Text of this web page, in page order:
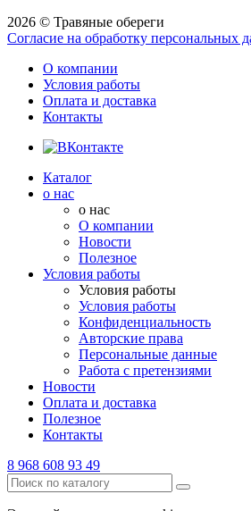
2026 © Травяные обереги
Согласие на обработку персональных
О компании
Условия работы
Оплата и доставка
Контакты
Каталог
о нас
о нас
О компании
Новости
Полезное
Условия работы
Условия работы
Условия работы
Конфиденциальность
Авторские права
Персональные данные
Работа с претензиями
Новости
Оплата и доставка
Полезное
Контакты
8 968 608 93 49